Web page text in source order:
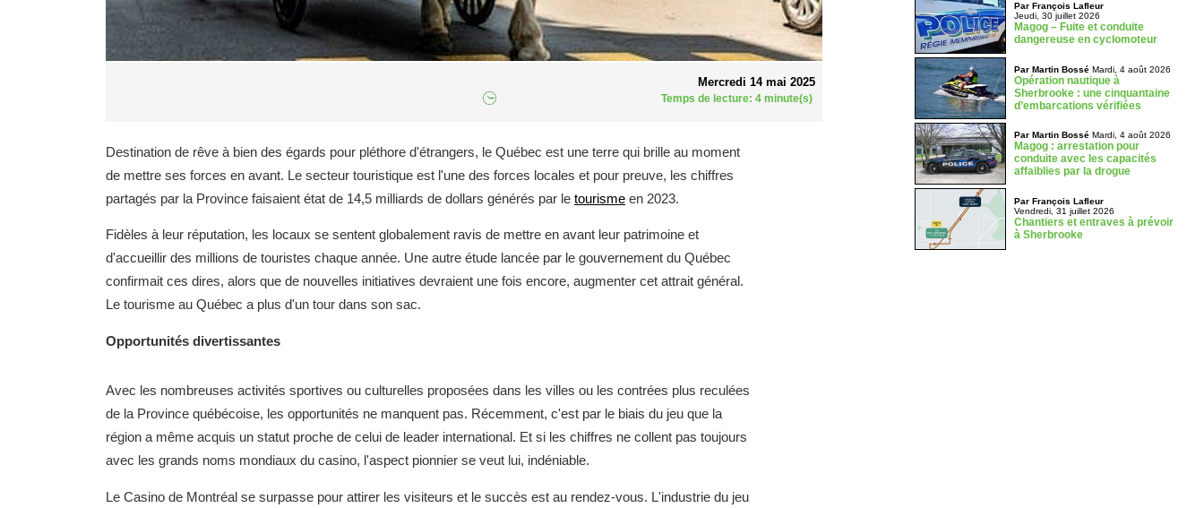
Mercredi 14 mai 2025
Temps de lecture: 4 minute(s)
Destination de rêve à bien des égards pour pléthore d'étrangers, le Québec est une terre qui brille au moment
de mettre ses forces en avant. Le secteur touristique est l'une des forces locales et pour preuve, les chiffres
partagés par la Province faisaient état de 14,5 milliards de dollars générés par le tourisme en 2023.
Fidèles à leur réputation, les locaux se sentent globalement ravis de mettre en avant leur patrimoine et
d'accueillir des millions de touristes chaque année. Une autre étude lancée par le gouvernement du Québec
confirmait ces dires, alors que de nouvelles initiatives devraient une fois encore, augmenter cet attrait général.
Le tourisme au Québec a plus d'un tour dans son sac.
Opportunités divertissantes
Avec les nombreuses activités sportives ou culturelles proposées dans les villes ou les contrées plus reculées
de la Province québécoise, les opportunités ne manquent pas. Récemment, c'est par le biais du jeu que la
région a même acquis un statut proche de celui de leader international. Et si les chiffres ne collent pas toujours
avec les grands noms mondiaux du casino, l'aspect pionnier se veut lui, indéniable.
Le Casino de Montréal se surpasse pour attirer les visiteurs et le succès est au rendez-vous. L'industrie du jeu
Par François Lafleur
Jeudi, 30 juillet 2026
Magog – Fuite et conduite
dangereuse en cyclomoteur
Par Martin BosséMardi, 4 août 2026
Opération nautique à
Sherbrooke : une cinquantaine
d’embarcations vérifiées
Par Martin BosséMardi, 4 août 2026
Magog : arrestation pour
conduite avec les capacités
affaiblies par la drogue
Par François Lafleur
Vendredi, 31 juillet 2026
Chantiers et entraves à prévoir
à Sherbrooke